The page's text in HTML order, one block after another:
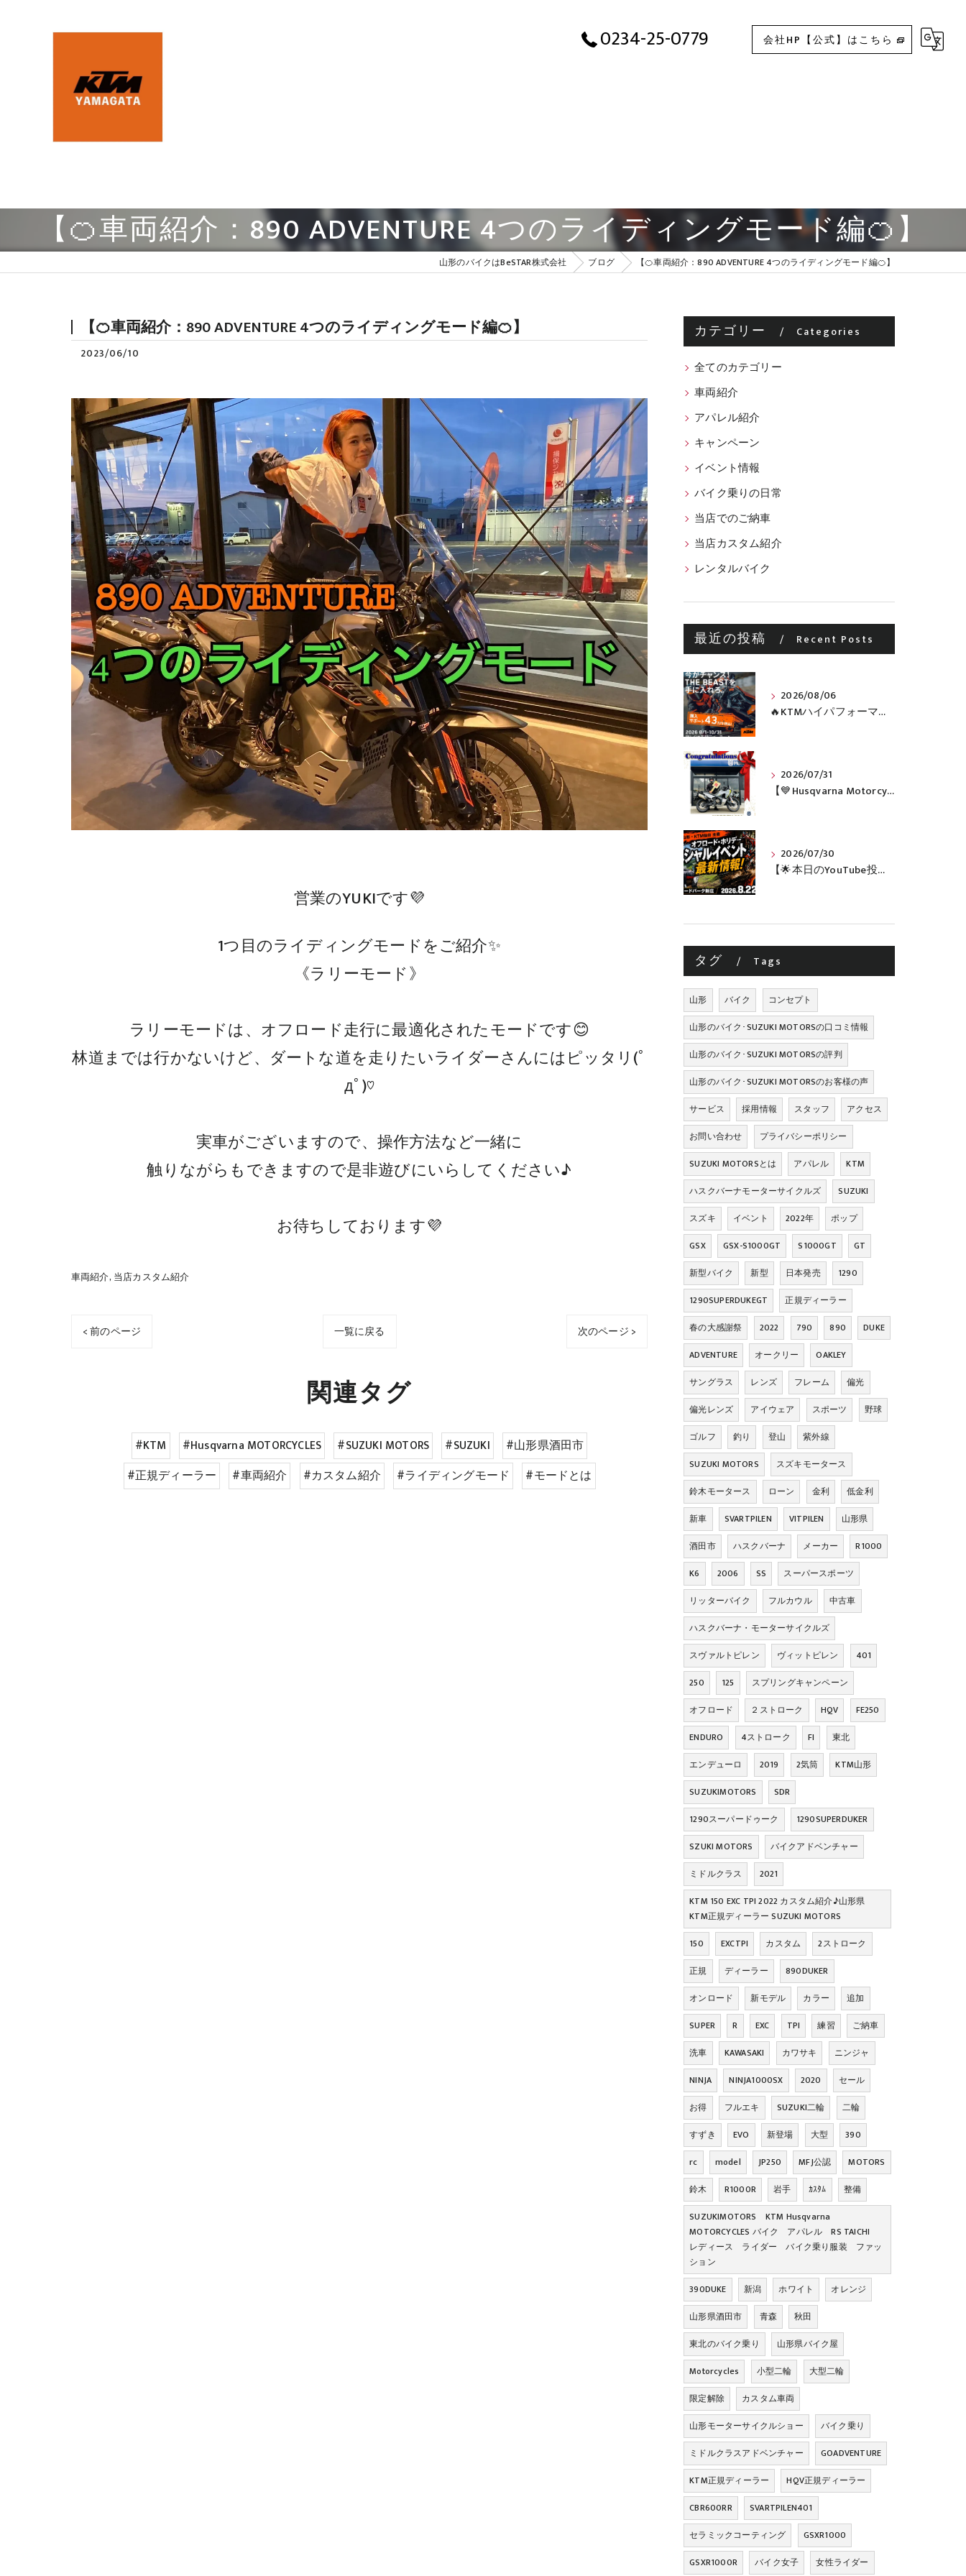
0234-25-0779 会社HP【公式】はこちら
【🍊車両紹介：890 ADVENTURE 4つのライディングモード編🍊】
山形のバイクはBeSTAR株式会社 ブログ 【🍊車両紹介：890 ADVENTURE 4つのライディングモード編🍊】
【🍊車両紹介：890 ADVENTURE 4つのライディングモード編🍊】
2023/06/10
営業のYUKIです💜
1つ目のライディングモードをご紹介✨
《ラリーモード》
ラリーモードは、オフロード走行に最適化されたモードです😊
林道までは行かないけど、ダートな道を走りたいライダーさんにはピッタリ(ﾟ
дﾟ)♡
実車がございますので、操作方法など一緒に
触りながらもできますので是非遊びにいらしてください♪
お待ちしております💜
車両紹介 当店カスタム紹介
< 前のページ 一覧に戻る 次のページ >
関連タグ
#KTM #Husqvarna MOTORCYCLES #SUZUKI MOTORS #SUZUKI
#山形県酒田市
#正規ディーラー
#車両紹介 #カスタム紹介 #ライディングモード #モードとは
カテゴリー Categories
全てのカテゴリー
車両紹介
アパレル紹介
キャンペーン
イベント情報
バイク乗りの日常
当店でのご納車
当店カスタム紹介
レンタルバイク
最近の投稿 Recent Posts
2026/08/06
🔥KTMハイパフォーマンスネイキッドがお得に手に入るチャンス🔥
2026/07/31
【💙Husqvarna Motorcycles / NORDEN 901💙】 ご納車おめでとうございます🎉✨
2026/07/30
【🌟本日のYouTube投稿完了🌟】 🔥田中太一さんをスペシャルゲストに🔥 8月22日(土)オフロード・ホリデー最新情報！！
タグ Tags
山形 バイク
コンセプト
山形のバイク･SUZUKI MOTORSの口コミ情報
山形のバイク･SUZUKI MOTORSの評判
山形のバイク･SUZUKI MOTORSのお客様の声
サービス
採用情報 スタッフ
アクセス
お問い合わせ
プライバシーポリシー
SUZUKI MOTORSとは
アパレル
KTM
ハスクバーナモーターサイクルズ
SUZUKI
スズキ
イベント 2022年
ポップ
GSX
GSX-S1000GT S1000GT
GT
新型バイク
新型 日本発売
1290
1290SUPERDUKEGT
正規ディーラー
春の大感謝祭
2022 790 890
DUKE
ADVENTURE
オークリー
OAKLEY
サングラス
レンズ フレーム
偏光
偏光レンズ
アイウェア スポーツ
野球
ゴルフ
釣り 登山
紫外線
SUZUKI MOTORS
スズキモータース
鈴木モータース
ローン 金利
低金利
新車
SVARTPILEN VITPILEN
山形県
酒田市
ハスクバーナ メーカー
R1000
K6
2006 SS
スーパースポーツ
リッターバイク
フルカウル
中古車
ハスクバーナ・モーターサイクルズ
スヴァルトピレン
ヴィットピレン
401
250
125
スプリングキャンペーン
オフロード
２ストローク HQV
FE250
ENDURO
4ストローク FI
東北
エンデューロ
2019 2気筒
KTM山形
SUZUKIMOTORS
SDR
1290スーパードゥーク
1290SUPERDUKER
SZUKI MOTORS
バイクアドベンチャー
ミドルクラス
2021
KTM 150 EXC TPI 2022 カスタム紹介♪山形県
KTM正規ディーラー SUZUKI MOTORS
150
EXCTPI カスタム
2ストローク
正規
ディーラー
890DUKER
オンロード
新モデル カラー
追加
SUPER
R EXC TPI 練習
ご納車
洗車
KAWASAKI カワサキ
ニンジャ
NINJA
NINJA1000SX 2020
セール
お得
フルエキ SUZUKI二輪
二輪
すずき
EVO 新登場 大型
390
rc
model JP250 MFJ公認
MOTORS
鈴木
R1000R 岩手 ｶｽﾀﾑ
整備
SUZUKIMOTORS KTM Husqvarna
MOTORCYCLES バイク アパレル RS TAICHI
レディース ライダー バイク乗り服装 ファッ
ション
390DUKE
新潟 ホワイト
オレンジ
山形県酒田市
青森
秋田
東北のバイク乗り
山形県バイク屋
Motorcycles
小型二輪
大型二輪
限定解除
カスタム車両
山形モーターサイクルショー
バイク乗り
ミドルクラスアドベンチャー
GOADVENTURE
KTM正規ディーラー
HQV正規ディーラー
CBR600RR
SVARTPILEN401
セラミックコーティング
GSXR1000
GSXR1000R
バイク女子 女性ライダー